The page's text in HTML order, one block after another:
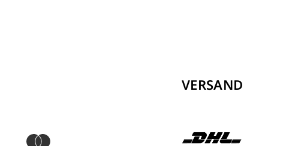
VERSAND